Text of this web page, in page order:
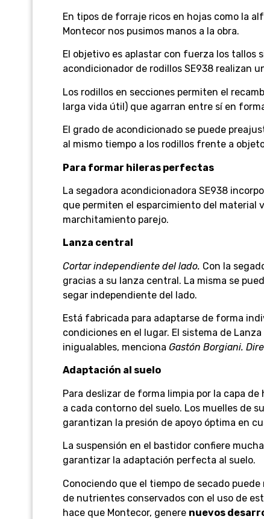
En tipos de forraje ricos en hojas como la
Montecor nos pusimos manos a la obra.
El objetivo es aplastar con fuerza los tallos
acondicionador de rodillos SE938 realizan
Los rodillos en secciones permiten el
larga vida útil) que agarran entre sí en
El grado de acondicionado se puede
al mismo tiempo a los rodillos frente a
Para formar hileras perfectas
La segadora acondicionadora SE938
que permiten el esparcimiento del material
marchitamiento parejo.
Lanza central
Cortar independiente del lado. Con la
gracias a su lanza central. La misma se
segar independiente del lado.
Está fabricada para adaptarse de forma
condiciones en el lugar. El sistema de
inigualables, menciona Gastón Borgiani.
Adaptación al suelo
Para deslizar de forma limpia por la capa
a cada contorno del suelo. Los muelles de
garantizan la presión de apoyo óptima en
La suspensión en el bastidor confiere
garantizar la adaptación perfecta al suelo.
Conociendo que el tiempo de secado
de nutrientes conservados con el uso de
hace que Montecor, genere nuevos